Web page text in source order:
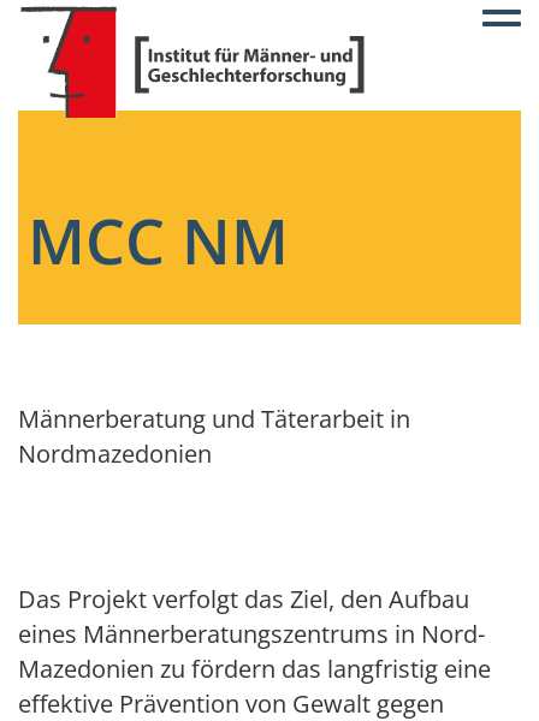
MCC NM
Männerberatung und Täterarbeit in
Nordmazedonien
Das Projekt verfolgt das Ziel, den Aufbau
eines Männerberatungszentrums in Nord-
Mazedonien zu fördern das langfristig eine
effektive Prävention von Gewalt gegen